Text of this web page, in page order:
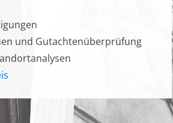
und Gutachtenüberprüfung